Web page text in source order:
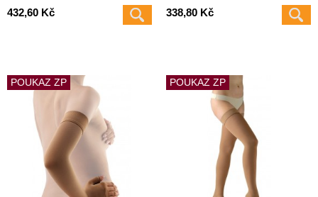
432,60 Kč 338,80 Kč
POUKAZ ZP POUKAZ ZP